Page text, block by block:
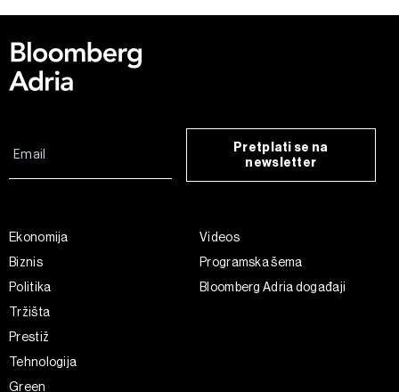
Pretplati se na
newsletter
Ekonomija
Biznis
Politika
Tržišta
Prestiž
Tehnologija
Green
Videos
Programska šema
Bloomberg Adria događaji